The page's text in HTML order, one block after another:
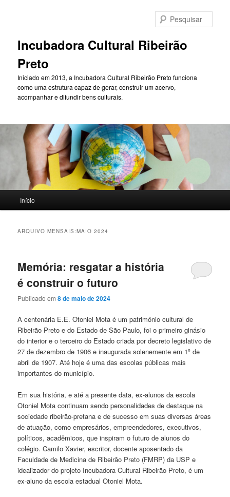
principal
secundárioIncubadora Cultural Ribeirão
Preto
Iniciado em 2013, a Incubadora Cultural Ribeirão Preto funciona
como uma estrutura capaz de gerar, construir um acervo,
acompanhar e difundir bens culturais.
Início
ARQUIVO MENSAIS:MAIO 2024
Memória: resgatar a história
é construir o futuro
Publicado em8 de maio de 2024
A centenária E.E. Otoniel Mota é um patrimônio cultural de
Ribeirão Preto e do Estado de São Paulo, foi o primeiro ginásio
do interior e o terceiro do Estado criada por decreto legislativo de
27 de dezembro de 1906 e inaugurada solenemente em 1º de
abril de 1907. Até hoje é uma das escolas públicas mais
importantes do município.
Em sua história, e até a presente data, ex-alunos da escola
Otoniel Mota continuam sendo personalidades de destaque na
sociedade ribeirão-pretana e de sucesso em suas diversas áreas
de atuação, como empresários, empreendedores, executivos,
políticos, acadêmicos, que inspiram o futuro de alunos do
colégio. Camilo Xavier, escritor, docente aposentado da
Faculdade de Medicina de Ribeirão Preto (FMRP) da USP e
idealizador do projeto Incubadora Cultural Ribeirão Preto, é um
ex-aluno da escola estadual Otoniel Mota.